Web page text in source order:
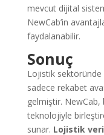
mevcut dijital
NewCab’in
faydalanabilir.
Sonuç
Lojistik sektöründe
sadece rekabet
gelmiştir.
teknolojiyle
sunar. Lojistik